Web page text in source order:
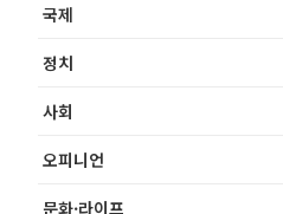
국제
정치
사회
오피니언
문화·라이프